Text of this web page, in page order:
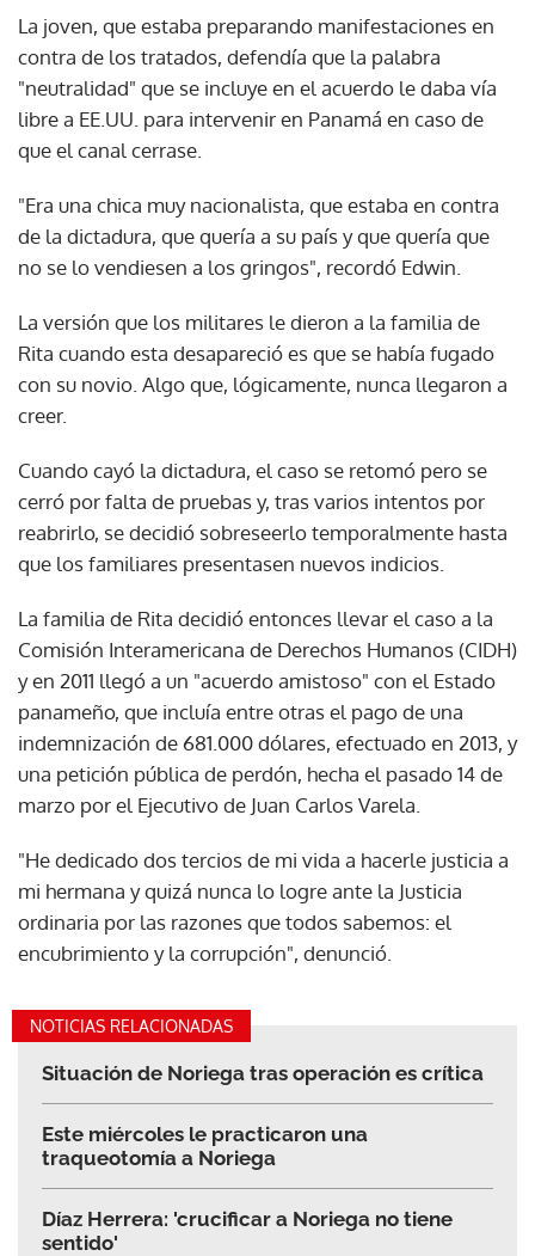
La joven, que estaba preparando manifestaciones en
contra de los tratados, defendía que la palabra
"neutralidad" que se incluye en el acuerdo le daba vía
libre a EE.UU. para intervenir en Panamá en caso de
que el canal cerrase.
"Era una chica muy nacionalista, que estaba en contra
de la dictadura, que quería a su país y que quería que
no se lo vendiesen a los gringos", recordó Edwin.
La versión que los militares le dieron a la familia de
Rita cuando esta desapareció es que se había fugado
con su novio. Algo que, lógicamente, nunca llegaron a
creer.
Cuando cayó la dictadura, el caso se retomó pero se
cerró por falta de pruebas y, tras varios intentos por
reabrirlo, se decidió sobreseerlo temporalmente hasta
que los familiares presentasen nuevos indicios.
La familia de Rita decidió entonces llevar el caso a la
Comisión Interamericana de Derechos Humanos (CIDH)
y en 2011 llegó a un "acuerdo amistoso" con el Estado
panameño, que incluía entre otras el pago de una
indemnización de 681.000 dólares, efectuado en 2013, y
una petición pública de perdón, hecha el pasado 14 de
marzo por el Ejecutivo de Juan Carlos Varela.
"He dedicado dos tercios de mi vida a hacerle justicia a
mi hermana y quizá nunca lo logre ante la Justicia
ordinaria por las razones que todos sabemos: el
encubrimiento y la corrupción", denunció.
NOTICIAS RELACIONADAS
Situación de Noriega tras operación es crítica
Este miércoles le practicaron una
traqueotomía a Noriega
Díaz Herrera: 'crucificar a Noriega no tiene
sentido'